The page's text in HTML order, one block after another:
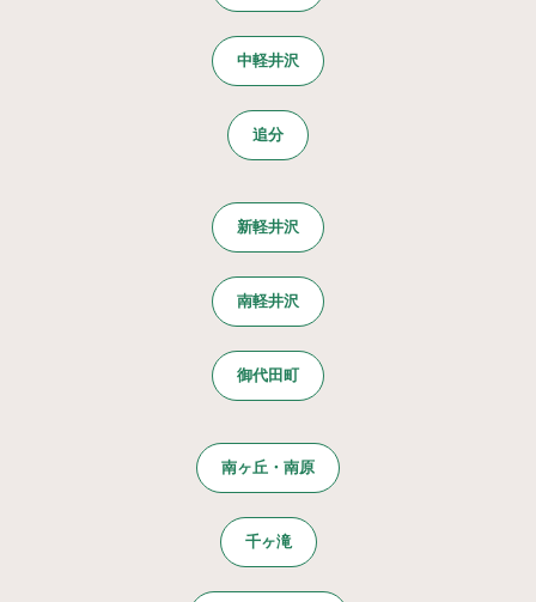
中軽井沢
追分
新軽井沢
南軽井沢
御代田町
南ヶ丘・南原
千ヶ滝